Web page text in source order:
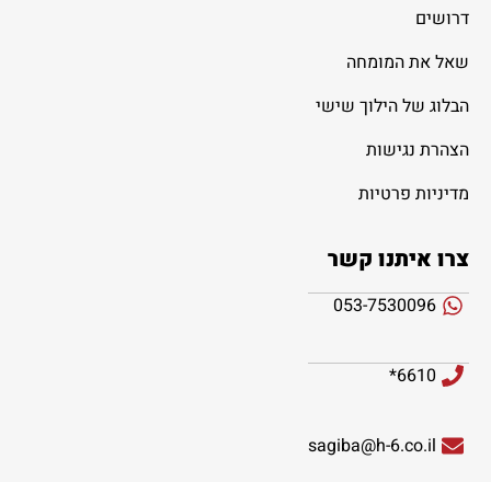
דרושים
שאל את המומחה
הבלוג של הילוך שישי
הצהרת נגישות
מדיניות פרטיות
צרו איתנו קשר
053-7530096
6610*
sagiba@h-6.co.il